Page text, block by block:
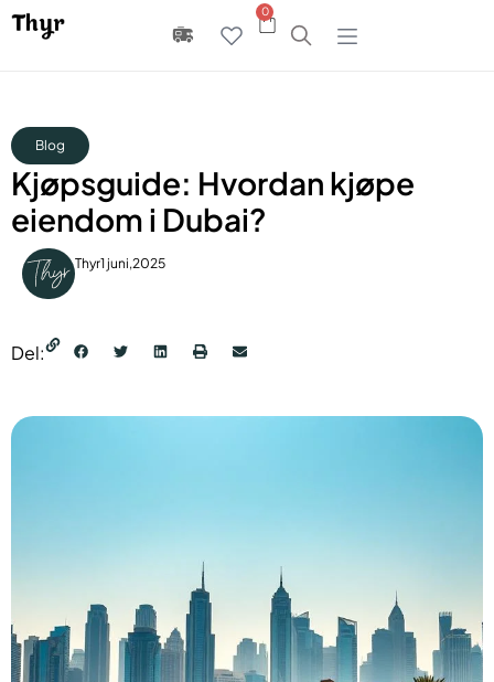
0
Blog
Kjøpsguide: Hvordan kjøpe
eiendom i Dubai?
Thyr1 juni,2025
Del: